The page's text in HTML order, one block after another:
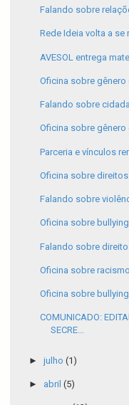
Falando sobre
Rede Ideia volta a se
AVESOL entrega
Oficina sobre gênero
Falando sobre
Oficina sobre gênero
Parceria e vínculos
Oficina sobre direitos
Falando sobre
Oficina sobre
Falando sobre
Oficina sobre
Oficina sobre
COMUNICADO:
SECRE...
► julho (1)
► abril (5)